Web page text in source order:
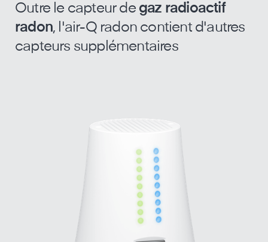
Outre le capteur de gaz radioactif
radon, l'air-Q radon contient d'autres
capteurs supplémentaires